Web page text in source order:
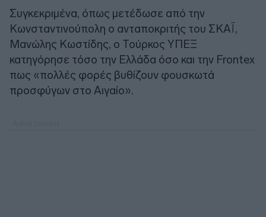
Συγκεκριμένα, όπως μετέδωσε από την
Κωνσταντινούπολη ο ανταποκριτής του ΣΚΑΪ,
Μανώλης Κωστίδης, ο Τούρκος ΥΠΕΞ
κατηγόρησε τόσο την Ελλάδα όσο και την Frontex
πως «πολλές φορές βυθίζουν φουσκωτά
προσφύγων στο Αιγαίο».